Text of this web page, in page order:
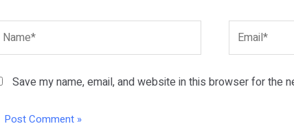
Name* Email*
Save my name, email, and website in this browser for the